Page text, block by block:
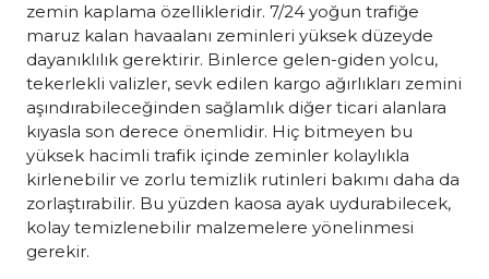
zemin kaplama özellikleridir. 7/24 yoğun trafiğe
maruz kalan havaalanı zeminleri yüksek düzeyde
dayanıklılık gerektirir. Binlerce gelen-giden yolcu,
tekerlekli valizler, sevk edilen kargo ağırlıkları zemini
aşındırabileceğinden sağlamlık diğer ticari alanlara
kıyasla son derece önemlidir. Hiç bitmeyen bu
yüksek hacimli trafik içinde zeminler kolaylıkla
kirlenebilir ve zorlu temizlik rutinleri bakımı daha da
zorlaştırabilir. Bu yüzden kaosa ayak uydurabilecek,
kolay temizlenebilir malzemelere yönelinmesi
gerekir.